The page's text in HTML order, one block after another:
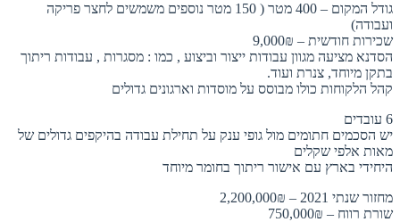
גודל המקום – 400 מטר ( 150 מטר נוספים משמשים לחצר פריקה
ועבודה)
שכירות חודשית – 9,000₪
הסדנא מציעה מגוון עבודות ייצור וביצוע , כמו : מסגרות , עבודות ריתוך
בתקן מיוחד, צנרת ועוד.
קהל הלקוחות כולו מבוסס על מוסדות וארגונים גדולים
6 עובדים
יש הסכמים חתומים מול גופי ענק על תחילת עבודה בהיקפים גדולים של
מאות אלפי שקלים
היחידי בארץ עם אישור ריתוך בחומר מיוחד
מחזור שנתי 2021 – 2,200,000₪
שורת רווח – 750,000₪